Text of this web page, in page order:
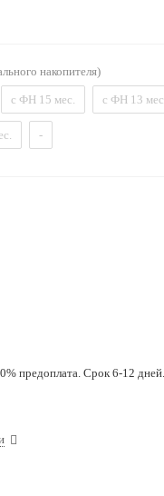
накопителя)
с ФН 15 мес. с ФН 13 мес.
-
предоплата. Срок 6-12 дней.